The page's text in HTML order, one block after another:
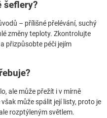
šeflery?
– přílišné přelévání, suchý
změny teploty. Zkontrolujte
přizpůsobte péči jejím
ale může přežít i v mírně
může spálit její listy, proto je
rozptýleným světlem.